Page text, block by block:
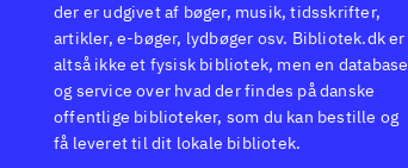
der er udgivet af bøger, musik, tidsskrifter,
artikler, e-bøger, lydbøger osv. Bibliotek.dk er
altså ikke et fysisk bibliotek, men en database
og service over hvad der findes på danske
offentlige biblioteker, som du kan bestille og
få leveret til dit lokale bibliotek.